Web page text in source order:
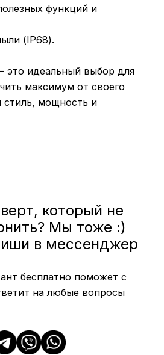
функций и
(IP68).
это идеальный выбор для
максимум от своего
стиль, мощность и
который не
Мы тоже :)
в мессенджер
бесплатно поможет с
на любые вопросы